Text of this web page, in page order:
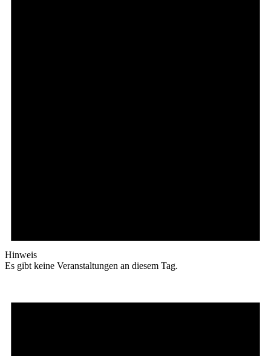
Hinweis
Es gibt keine Veranstaltungen an diesem Tag.